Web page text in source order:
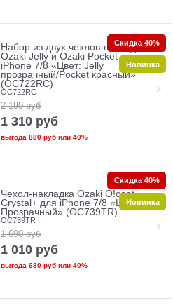
Набор из двух чехлов-накладок
Ozaki Jelly и Ozaki Pocket для
iPhone 7/8 «Цвет: Jelly
прозрачный/Pocket красный»
(OC722RC)
OC722RC
2 190 руб
1 310 руб
выгода 880 рубили 40%
Скидка 40%
Новинка
Чехол-накладка Ozaki O!coat
Crystal+ для iPhone 7/8 «Цвет:
Прозрачный» (OC739TR)
OC739TR
1 690 руб
1 010 руб
выгода 680 рубили 40%
Скидка 40%
Новинка